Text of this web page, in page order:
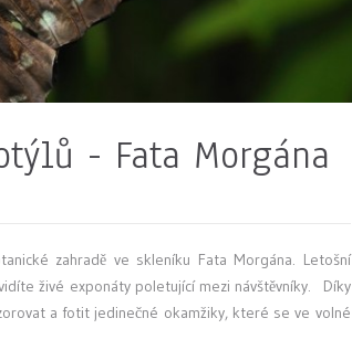
- Fata Morgána
zahradě ve skleníku Fata Morgána. Letošní
živé exponáty poletující mezi návštěvníky. Díky
a fotit jedinečné okamžiky, které se ve volné